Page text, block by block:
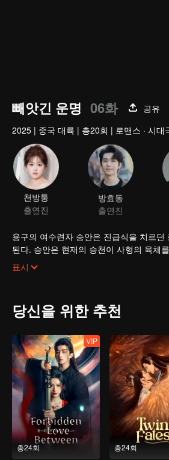
빼앗긴 운명 06화
공유
2025 | 중국 대륙 | 총20회 | 로맨스 · 시대
천방퉁
출연진
방효동
출연진
용구의 여수련자 승안은 진급식을 치르
된다. 승안은 현재의 승천이 사형의 육체
로 돌려보내고 피살되는 운명을 맞이하게
표시
당신을 위한 추천
총24회
VIP
총24회